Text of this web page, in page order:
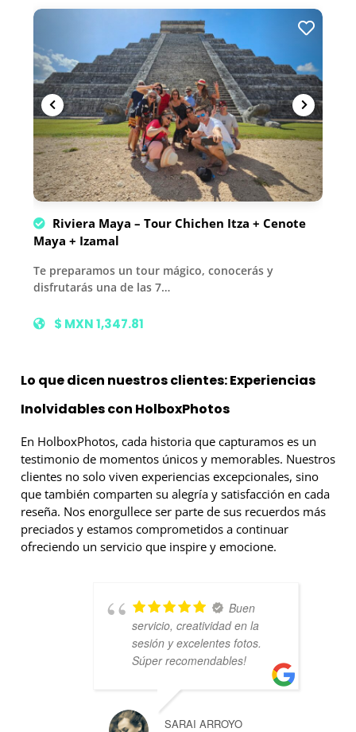
Riviera Maya – Tour Chichen Itza + Cenote
Maya + Izamal
Te preparamos un tour mágico, conocerás y
disfrutarás una de las 7…
$ MXN 1,347.81
Lo que dicen nuestros clientes: Experiencias
Inolvidables con HolboxPhotos
En HolboxPhotos, cada historia que capturamos es un
testimonio de momentos únicos y memorables. Nuestros
clientes no solo viven experiencias excepcionales, sino
que también comparten su alegría y satisfacción en cada
reseña. Nos enorgullece ser parte de sus recuerdos más
preciados y estamos comprometidos a continuar
ofreciendo un servicio que inspire y emocione.
Buen
servicio, creatividad en la
sesión y excelentes fotos.
Súper recomendables!
SARAI ARROYO